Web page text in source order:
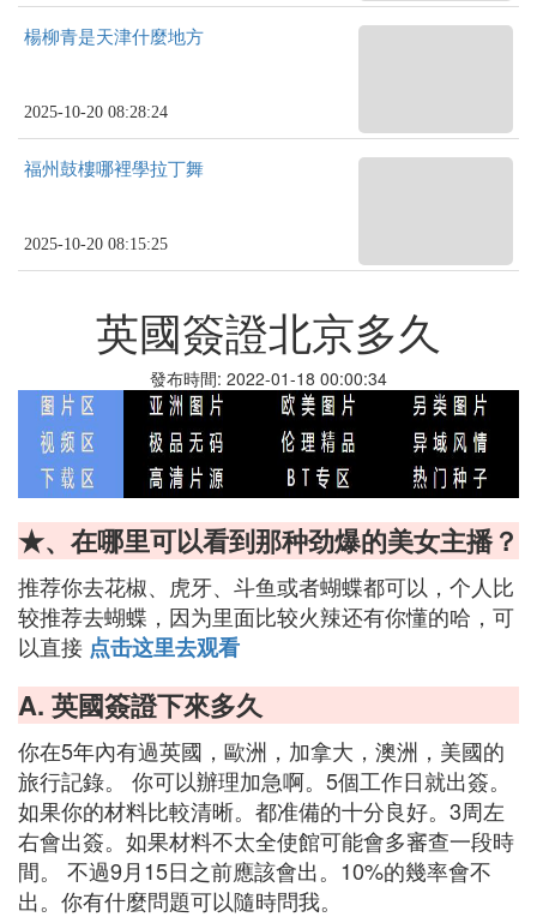
楊柳青是天津什麼地方
2025-10-20 08:28:24
福州鼓樓哪裡學拉丁舞
2025-10-20 08:15:25
英國簽證北京多久
發布時間: 2022-01-18 00:00:34
★、在哪里可以看到那种劲爆的美女主播？
推荐你去花椒、虎牙、斗鱼或者蝴蝶都可以，个人比
较推荐去蝴蝶，因为里面比较火辣还有你懂的哈，可
以直接 点击这里去观看
A. 英國簽證下來多久
你在5年內有過英國，歐洲，加拿大，澳洲，美國的
旅行記錄。 你可以辦理加急啊。5個工作日就出簽。
如果你的材料比較清晰。都准備的十分良好。3周左
右會出簽。如果材料不太全使館可能會多審查一段時
間。 不過9月15日之前應該會出。10%的幾率會不
出。你有什麼問題可以隨時問我。